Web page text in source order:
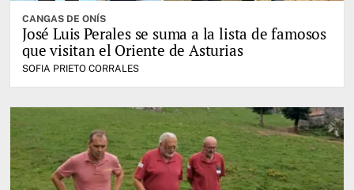
CANGAS DE ONÍS
José Luis Perales se suma a la lista de famosos
que visitan el Oriente de Asturias
SOFIA PRIETO CORRALES